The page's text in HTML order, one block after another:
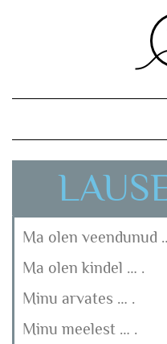
Ma olen veendunud
Ma olen kindel … .
Minu arvates … .
Minu meelest … .